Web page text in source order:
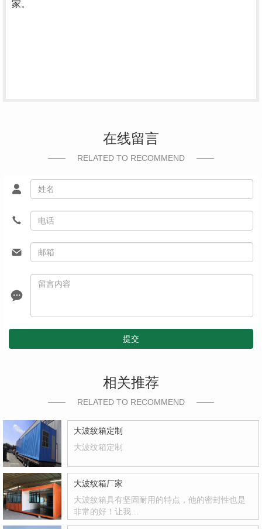
家。
在线留言
RELATED TO RECOMMEND
提交
相关推荐
RELATED TO RECOMMEND
大波纹箱定制
大波纹箱定制
大波纹箱厂家
大波纹箱具有坚固耐用的特点，他的密封性也是
非常的好！让我…